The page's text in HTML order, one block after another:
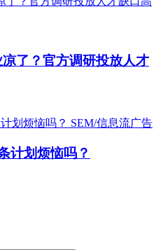
了？官方调研投放人才
SEM/信息流广告
计划烦恼吗？